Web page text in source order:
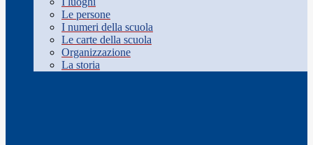
Le persone
I numeri della scuola
Le carte della scuola
Organizzazione
La storia